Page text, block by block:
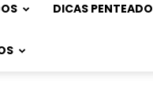
DICAS PENTEADO